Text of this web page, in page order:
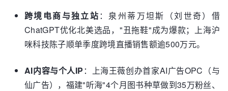
跨境电商与独立站 ：泉州蒂万坦斯（刘世奇）借
ChatGPT优化北美选品，"丑拖鞋"成为爆款；上海沪
咪科技陈子顺单季度跨境直播销售额逾500万元。
AI内容与个人IP ：上海王薇创办首家AI广告OPC（与
仙广告），福建"听海"4个月图书种草做到35万粉丝、